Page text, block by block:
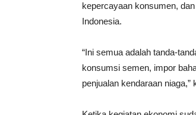
kepercayaan konsumen,
Indonesia.
“Ini semua adalah tanda-
konsumsi semen, impor
penjualan kendaraan niaga,”